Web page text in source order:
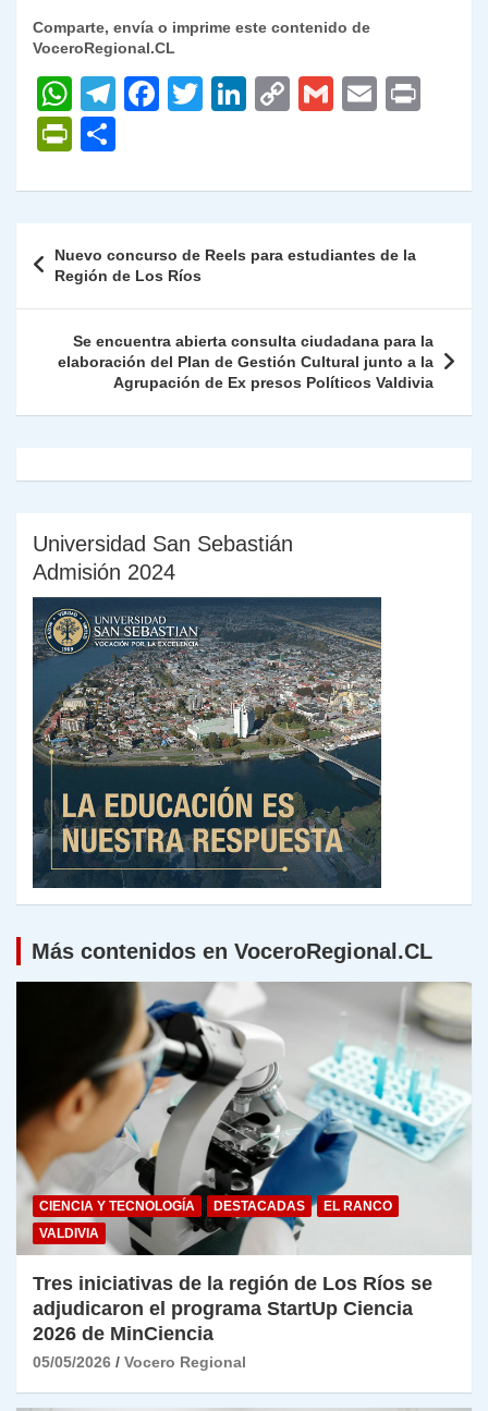
Comparte, envía o imprime este contenido de
VoceroRegional.CL
W
h
at
s
p
p
T
gr
m
F
e
o
o
k
T
er
Li
e
n
C
y
n
k
G
l
E
l
P
nt
ie
n
dl
y
m
ar
tir
de
entradas
Nuevo concurso de Reels para estudiantes de la
Región de Los Ríos
Se encuentra abierta consulta ciudadana para la
elaboración del Plan de Gestión Cultural junto a la
Agrupación de Ex presos Políticos Valdivia
Universidad San Sebastián
Admisión 2024
Más contenidos en VoceroRegional.CL
CIENCIA Y TECNOLOGÍA DESTACADAS
EL RANCO
VALDIVIA
Tres iniciativas de la región de Los Ríos se
adjudicaron el programa StartUp Ciencia
2026 de MinCiencia
05/05/2026 Vocero Regional